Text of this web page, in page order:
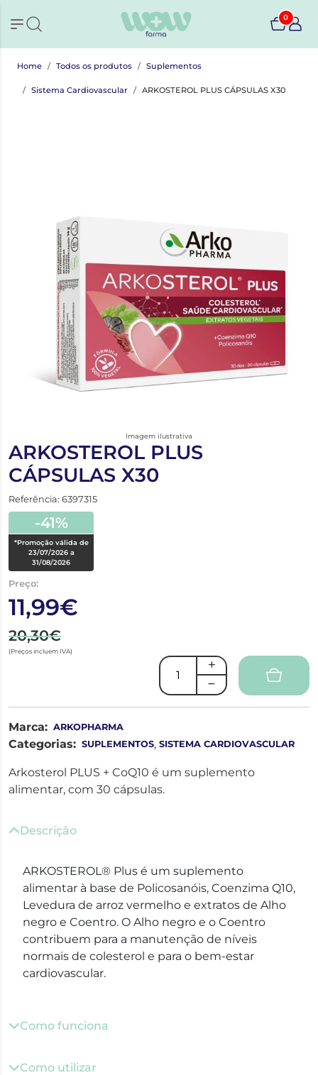
0
Home Todos os produtos Suplementos
Sistema Cardiovascular ARKOSTEROL PLUS CÁPSULAS X30
Imagem ilustrativa
ARKOSTEROL PLUS
CÁPSULAS X30
Referência: 6397315
-41%
*Promoção válida de
23/07/2026 a
31/08/2026
Preço:
11,99€
20,30€
(Preços incluem IVA)
Marca: ARKOPHARMA
Categorias: SUPLEMENTOS, SISTEMA CARDIOVASCULAR
Arkosterol PLUS + CoQ10 é um suplemento
alimentar, com 30 cápsulas.
Descrição
ARKOSTEROL® Plus é um suplemento
alimentar à base de Policosanóis, Coenzima Q10,
Levedura de arroz vermelho e extratos de Alho
negro e Coentro. O Alho negro e o Coentro
contribuem para a manutenção de níveis
normais de colesterol e para o bem-estar
cardiovascular.
Como funciona
Como utilizar